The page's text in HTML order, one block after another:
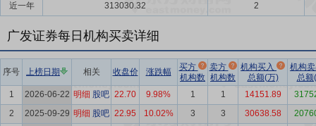
近一年
313030.32 2
广发证券每日机构买卖详细
序号 上榜日期 相关 收盘价 涨跌幅
买方
机构数
卖方
机构数
机构买入
总额(万)
机构
总额
1
2026-06-22 明细 股吧 22.70 9.98% 1 1 14151.89
2
2025-09-29 明细 股吧 22.95 10.02% 3 3 30638.58